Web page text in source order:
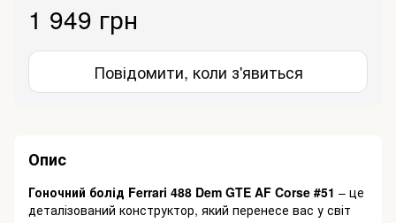
1 949 грн
Повідомити, коли з'явиться
Опис
Гоночний болід Ferrari 488 Dem GTE AF Corse #51 – це
деталізований конструктор, який перенесе вас у світ